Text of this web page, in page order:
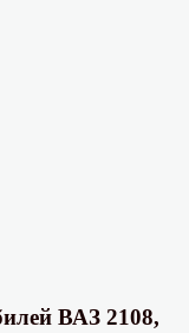
ВАЗ 2108,